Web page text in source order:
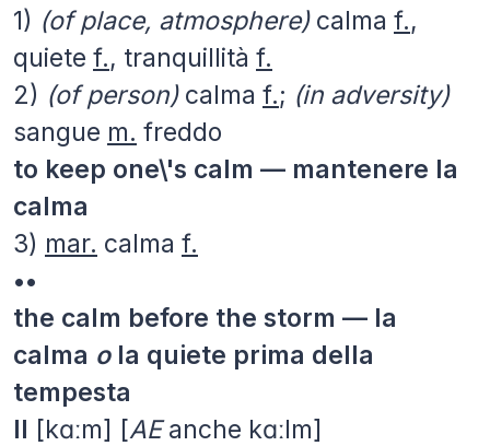
1) (of place, atmosphere)calma f.,
quiete f., tranquillità f.
2) (of person)calma f.; (in adversity)
sangue m. freddo
to keep one\'s calm — mantenere la
calma
3) mar. calma f.
••
the calm before the storm — la
calma ola quiete prima della
tempesta
II [kɑːm] [AEanche kɑːlm]